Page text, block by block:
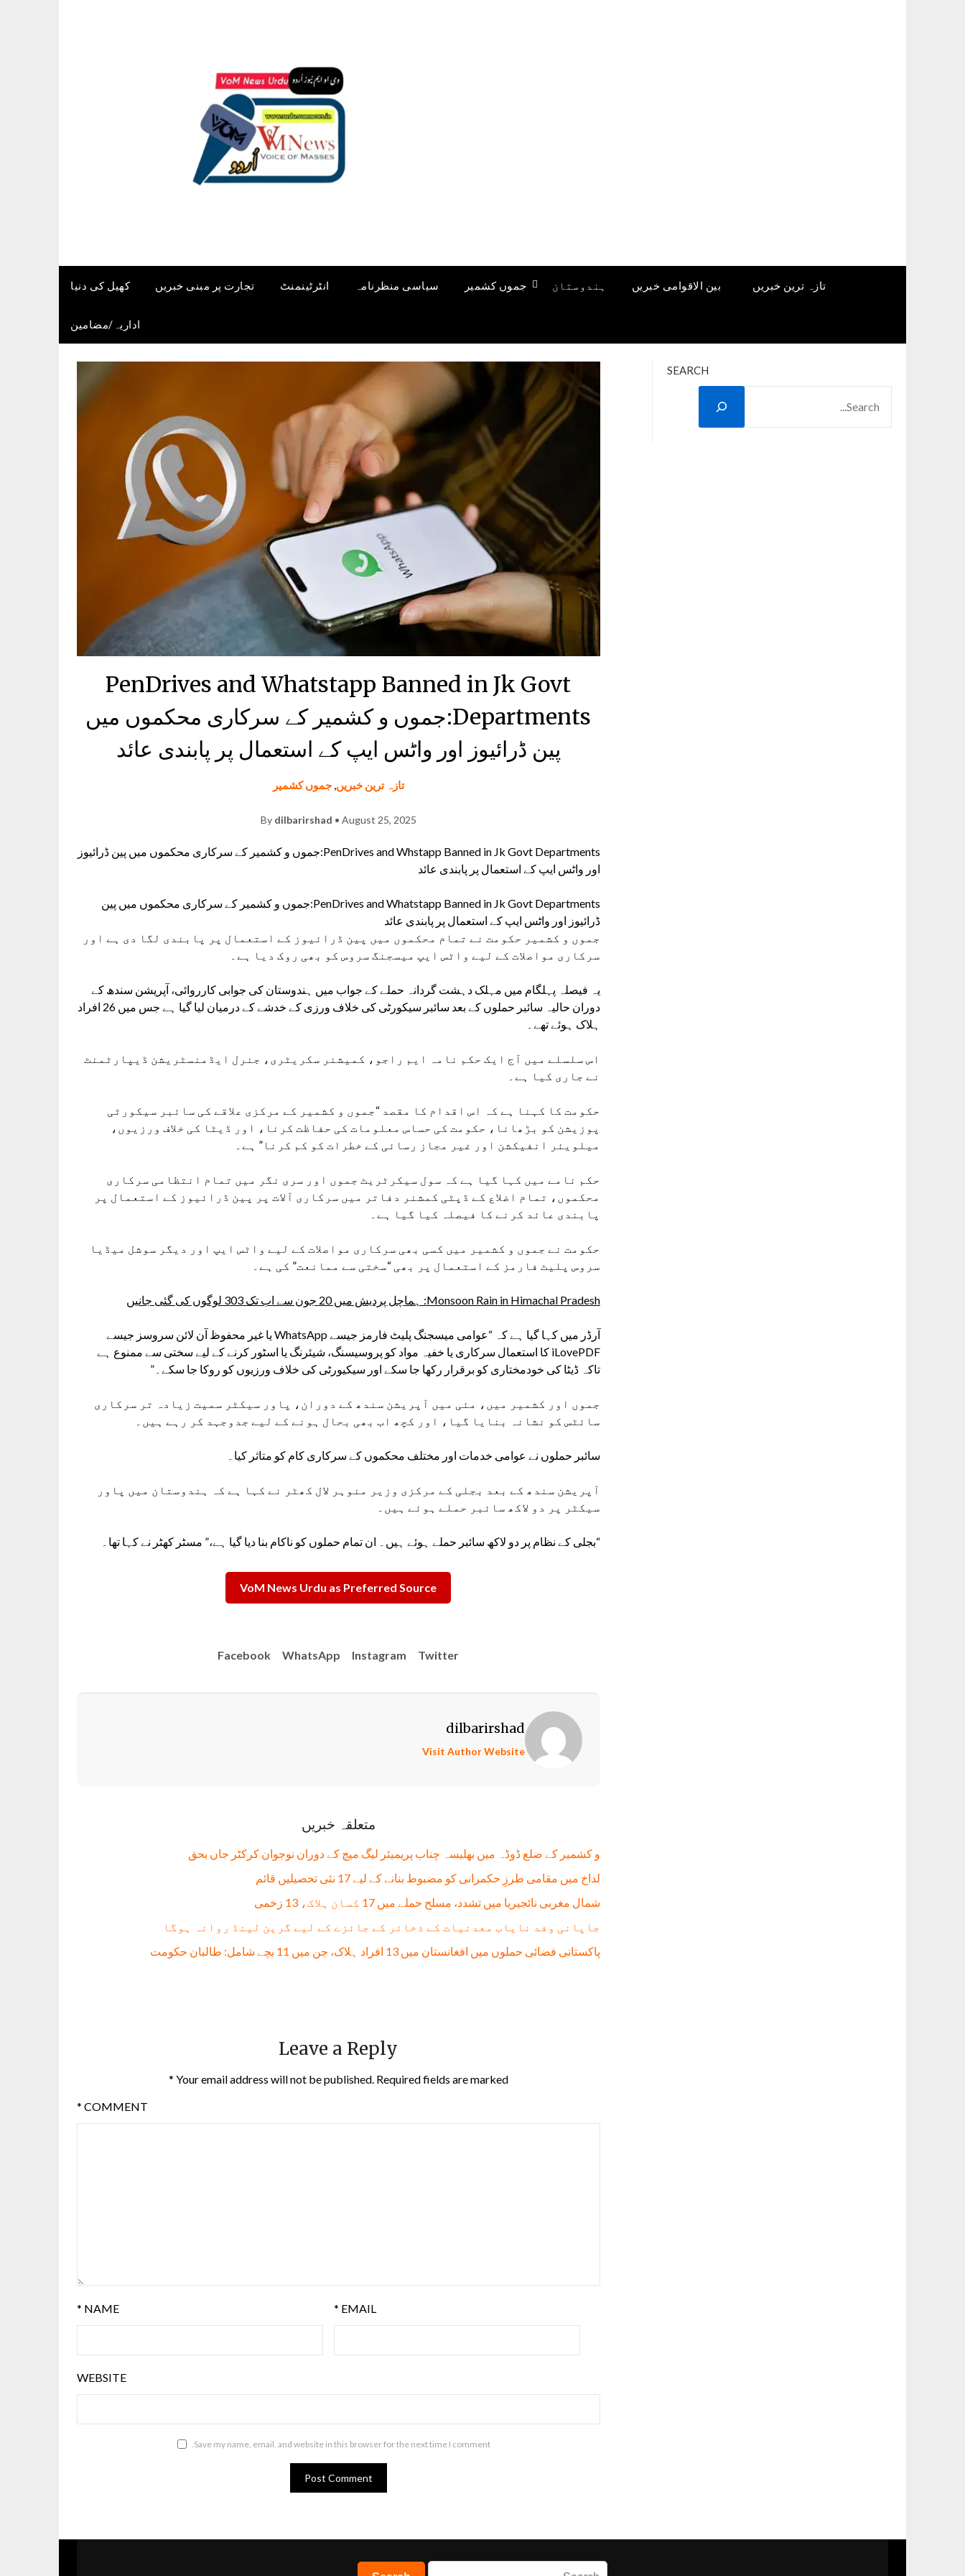
تازہ ترین خبریں بین الاقوامی خبریں ہندوستان جموں کشمیر سیاسی منظرنامہ انٹرٹینمنٹ تجارت پر مبنی خبریں کھیل کی دنیا
اداریہ/مضامین
PenDrives and Whatstapp Banned in Jk Govt
Departments:جموں و کشمیر کے سرکاری محکموں میں
پین ڈرائیوز اور واٹس ایپ کے استعمال پر پابندی عائد
تازہ ترین خبریں,جموں کشمیر
By dilbarirshad • August 25, 2025
PenDrives and Whstapp Banned in Jk Govt Departments:جموں و کشمیر کے سرکاری محکموں میں پین ڈرائیوز
اور واٹس ایپ کے استعمال پر پابندی عائد
PenDrives and Whatstapp Banned in Jk Govt Departments:جموں و کشمیر کے سرکاری محکموں میں پین
ڈرائیوز اور واٹس ایپ کے استعمال پر پابندی عائد
جموں و کشمیر حکومت نے تمام محکموں میں پین ڈرائیوز کے استعمال پر پابندی لگا دی ہے اور
سرکاری مواصلات کے لیے واٹس ایپ میسجنگ سروس کو بھی روک دیا ہے۔
یہ فیصلہ پہلگام میں مہلک دہشت گردانہ حملے کے جواب میں ہندوستان کی جوابی کارروائی، آپریشن سندھ کے
دوران حالیہ سائبر حملوں کے بعد سائبر سیکورٹی کی خلاف ورزی کے خدشے کے درمیان لیا گیا ہے جس میں 26 افراد
ہلاک ہوئے تھے۔
اس سلسلے میں آج ایک حکم نامہ ایم راجو، کمیشنر سکریٹری، جنرل ایڈمنسٹریشن ڈیپارٹمنٹ
نے جاری کیا ہے۔
حکومت کا کہنا ہے کہ اس اقدام کا مقصد “جموں و کشمیر کے مرکزی علاقے کی سائبر سیکورٹی
پوزیشن کو بڑھانا، حکومت کی حساس معلومات کی حفاظت کرنا، اور ڈیٹا کی خلاف ورزیوں،
میلویئر انفیکشن اور غیر مجاز رسائی کے خطرات کو کم کرنا” ہے۔
حکم نامے میں کہا گیا ہے کہ سول سیکرٹریٹ جموں اور سری نگر میں تمام انتظامی سرکاری
محکموں، تمام اضلاع کے ڈپٹی کمشنر دفاتر میں سرکاری آلات پر پین ڈرائیوز کے استعمال پر
پابندی عائد کرنے کا فیصلہ کیا گیا ہے۔
حکومت نے جموں و کشمیر میں کسی بھی سرکاری مواصلات کے لیے واٹس ایپ اور دیگر سوشل میڈیا
سروس پلیٹ فارمز کے استعمال پر بھی “سختی سے ممانعت” کی ہے۔
Monsoon Rain in Himachal Pradesh: ہماچل پردیش میں 20 جون سے اب تک 303 لوگوں کی گئی جانیں
آرڈر میں کہا گیا ہے کہ “عوامی میسجنگ پلیٹ فارمز جیسے WhatsApp یا غیر محفوظ آن لائن سروسز جیسے
iLovePDF کا استعمال سرکاری یا خفیہ مواد کو پروسیسنگ، شیئرنگ یا اسٹور کرنے کے لیے سختی سے ممنوع ہے
تاکہ ڈیٹا کی خودمختاری کو برقرار رکھا جا سکے اور سیکیورٹی کی خلاف ورزیوں کو روکا جا سکے۔”
جموں اور کشمیر میں، مئی میں آپریشن سندھ کے دوران، پاور سیکٹر سمیت زیادہ تر سرکاری
سائٹس کو نشانہ بنایا گیا، اور کچھ اب بھی بحال ہونے کے لیے جدوجہد کر رہے ہیں۔
سائبر حملوں نے عوامی خدمات اور مختلف محکموں کے سرکاری کام کو متاثر کیا۔
آپریشن سندھ کے بعد بجلی کے مرکزی وزیر منوہر لال کھٹر نے کہا ہے کہ ہندوستان میں پاور
سیکٹر پر دو لاکھ سائبر حملے ہوئے ہیں۔
“بجلی کے نظام پر دو لاکھ سائبر حملے ہوئے ہیں۔ ان تمام حملوں کو ناکام بنا دیا گیا ہے،” مسٹر کھٹر نے کہا تھا۔
VoM News Urdu as Preferred Source
Facebook WhatsApp Instagram Twitter
dilbarirshad
Visit Author Website
متعلقہ خبریں
و کشمیر کے ضلع ڈوڈہ میں بھلیسہ چناب پریمیئر لیگ میچ کے دوران نوجوان کرکٹر جاں بحق
لداخ میں مقامی طرزِ حکمرانی کو مضبوط بنانے کے لیے 17 نئی تحصیلیں قائم
شمال مغربی نائجیریا میں تشدد، مسلح حملے میں 17 کسان ہلاک، 13 زخمی
جاپانی وفد نایاب معدنیات کے ذخائر کے جائزے کے لیے گرین لینڈ روانہ ہوگا
پاکستانی فضائی حملوں میں افغانستان میں 13 افراد ہلاک، جن میں 11 بچے شامل: طالبان حکومت
Leave a Reply
Your email address will not be published. Required fields are marked
*
COMMENT
*
NAME
* EMAIL
*
WEBSITE
Save my name, email, and website in this browser for the next time I comment.
SEARCH